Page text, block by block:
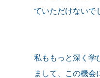
ていただけないで
私ももっと深く学
まして、この機会